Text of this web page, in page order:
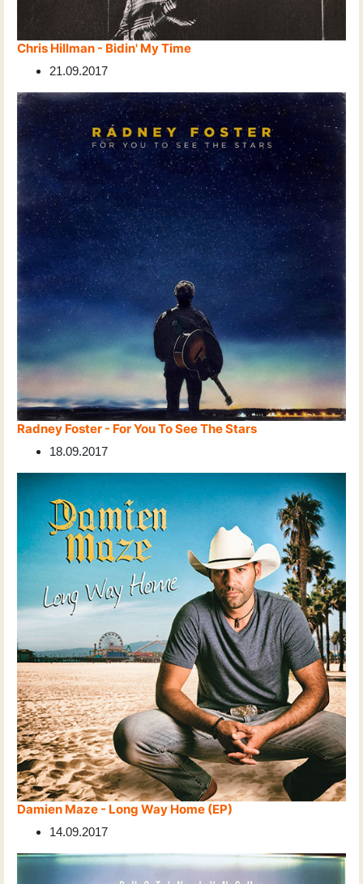
Chris Hillman - Bidin' My Time
21.09.2017
Radney Foster - For You To See The Stars
18.09.2017
Damien Maze - Long Way Home (EP)
14.09.2017